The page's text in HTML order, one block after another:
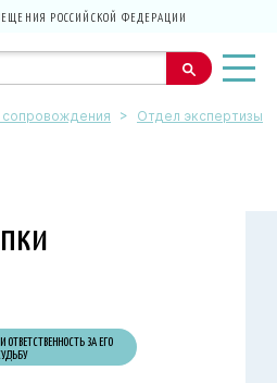
РОССИЙСКОЙ ФЕДЕРАЦИИ
>
Отдел экспертизы
ОТВЕТСТВЕННОСТЬ ЗА ЕГО